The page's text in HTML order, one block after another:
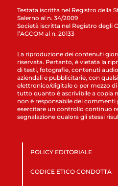
Testata iscritta nel Registro della
Salerno al n. 34/2009
Società iscritta nel Registro degli
l’AGCOM al n. 20133
La riproduzione dei contenuti
riservata. Pertanto, è vietata la
di testi, fotografie, contenuti
aziendali e pubblicitarie, con
elettronico/digitale o per mezzo
tutto quanto è ascrivibile a copia
non è responsabile dei
esercitare un controllo continuo
segnalazione qualora gli stessi
POLICY EDITORIALE
CODICE ETICO CONDOTTA